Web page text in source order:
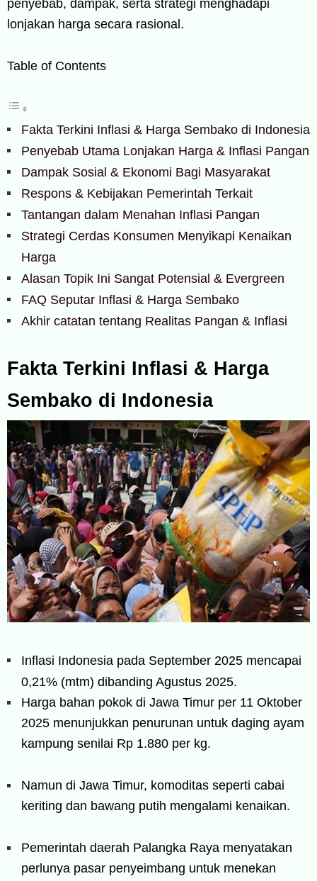
penyebab, dampak, serta strategi menghadapi
lonjakan harga secara rasional.
Table of Contents
Fakta Terkini Inflasi & Harga Sembako di Indonesia
Penyebab Utama Lonjakan Harga & Inflasi Pangan
Dampak Sosial & Ekonomi Bagi Masyarakat
Respons & Kebijakan Pemerintah Terkait
Tantangan dalam Menahan Inflasi Pangan
Strategi Cerdas Konsumen Menyikapi Kenaikan
Harga
Alasan Topik Ini Sangat Potensial & Evergreen
FAQ Seputar Inflasi & Harga Sembako
Akhir catatan tentang Realitas Pangan & Inflasi
Fakta Terkini Inflasi & Harga
Sembako di Indonesia
Inflasi Indonesia pada September 2025 mencapai
0,21% (mtm) dibanding Agustus 2025.
Harga bahan pokok di Jawa Timur per 11 Oktober
2025 menunjukkan penurunan untuk daging ayam
kampung senilai Rp 1.880 per kg.
Namun di Jawa Timur, komoditas seperti cabai
keriting dan bawang putih mengalami kenaikan.
Pemerintah daerah Palangka Raya menyatakan
perlunya pasar penyeimbang untuk menekan